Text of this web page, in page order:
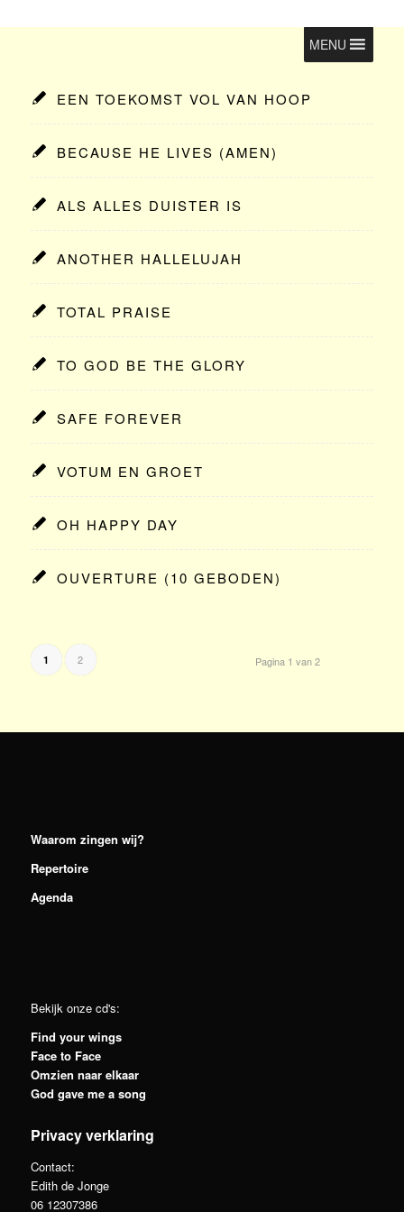
MENU
EEN TOEKOMST VOL VAN HOOP
BECAUSE HE LIVES (AMEN)
ALS ALLES DUISTER IS
ANOTHER HALLELUJAH
TOTAL PRAISE
TO GOD BE THE GLORY
SAFE FOREVER
VOTUM EN GROET
OH HAPPY DAY
OUVERTURE (10 GEBODEN)
Pagina 1 van 2
1 2
Waarom zingen wij?
Repertoire
Agenda
Bekijk onze cd's:
Find your wings
Face to Face
Omzien naar elkaar
God gave me a song
Privacy verklaring
Contact:
Edith de Jonge
06 12307386